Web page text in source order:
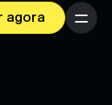
agora Menu